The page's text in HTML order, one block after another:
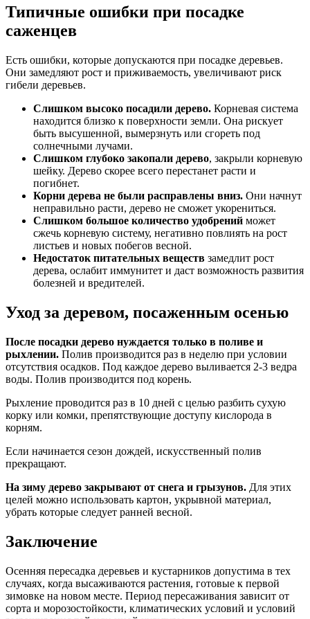
Типичные ошибки при посадке
саженцев
Есть ошибки, которые допускаются при посадке деревьев.
Они замедляют рост и приживаемость, увеличивают риск
гибели деревьев.
Слишком высоко посадили дерево. Корневая система
находится близко к поверхности земли. Она рискует
быть высушенной, вымерзнуть или сгореть под
солнечными лучами.
Слишком глубоко закопали дерево, закрыли корневую
шейку. Дерево скорее всего перестанет расти и
погибнет.
Корни дерева не были расправлены вниз. Они начнут
неправильно расти, дерево не сможет укорениться.
Слишком большое количество удобрений может
сжечь корневую систему, негативно повлиять на рост
листьев и новых побегов весной.
Недостаток питательных веществ замедлит рост
дерева, ослабит иммунитет и даст возможность развития
болезней и вредителей.
Уход за деревом, посаженным осенью
После посадки дерево нуждается только в поливе и
рыхлении. Полив производится раз в неделю при условии
отсутствия осадков. Под каждое дерево выливается 2-3 ведра
воды. Полив производится под корень.
Рыхление проводится раз в 10 дней с целью разбить сухую
корку или комки, препятствующие доступу кислорода в
корням.
Если начинается сезон дождей, искусственный полив
прекращают.
На зиму дерево закрывают от снега и грызунов. Для этих
целей можно использовать картон, укрывной материал,
убрать которые следует ранней весной.
Заключение
Осенняя пересадка деревьев и кустарников допустима в тех
случаях, когда высаживаются растения, готовые к первой
зимовке на новом месте. Период пересаживания зависит от
сорта и морозостойкости, климатических условий и условий